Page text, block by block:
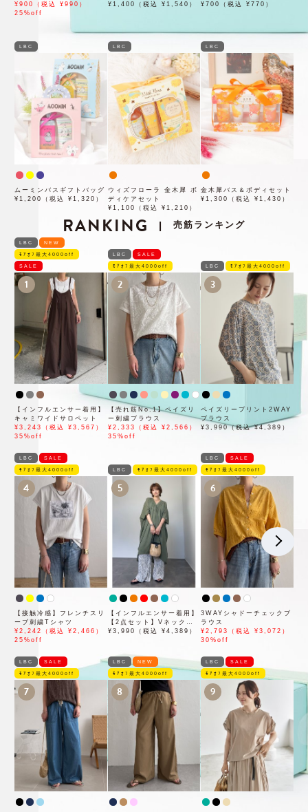
¥900（税込 ¥990）
25%off
¥1,400（税込 ¥1,540） ¥700（税込 ¥770）
LBC
ムーミンバスギフトバッグ
¥1,200（税込 ¥1,320）
LBC
ウィズフローラ 金木犀 ボ
ディケアセット
¥1,100（税込 ¥1,210）
LBC
金木犀バス＆ボディセット
¥1,300（税込 ¥1,430）
RANKING | 売筋ランキング
LBC NEW
ﾓｱｵﾌ最大4000off
SALE
1
【インフルエンサー着用】
キャミワイドサロペット
¥3,243（税込 ¥3,567）
35%off
LBC SALE
ﾓｱｵﾌ最大4000off
2
【売れ筋No.1】ペイズリ
ー刺繍ブラウス
¥2,333（税込 ¥2,566）
35%off
LBC ﾓｱｵﾌ最大4000off
3
ペイズリープリント2WAY
ブラウス
¥3,990（税込 ¥4,389）
LBC SALE
ﾓｱｵﾌ最大4000off
4
【接触冷感】フレンチスリ
ーブ刺繍Tシャツ
¥2,242（税込 ¥2,466）
25%off
LBC ﾓｱｵﾌ最大4000off
5
【インフルエンサー着用】
【2点セット】Vネックピ
ンタックセットワンピース
¥3,990（税込 ¥4,389）
LBC SALE
ﾓｱｵﾌ最大4000off
6
3WAYシャドーチェックブ
ラウス
¥2,793（税込 ¥3,072）
30%off
LBC SALE
ﾓｱｵﾌ最大4000off
7
LBC NEW
ﾓｱｵﾌ最大4000off
8
LBC SALE
ﾓｱｵﾌ最大4000off
9